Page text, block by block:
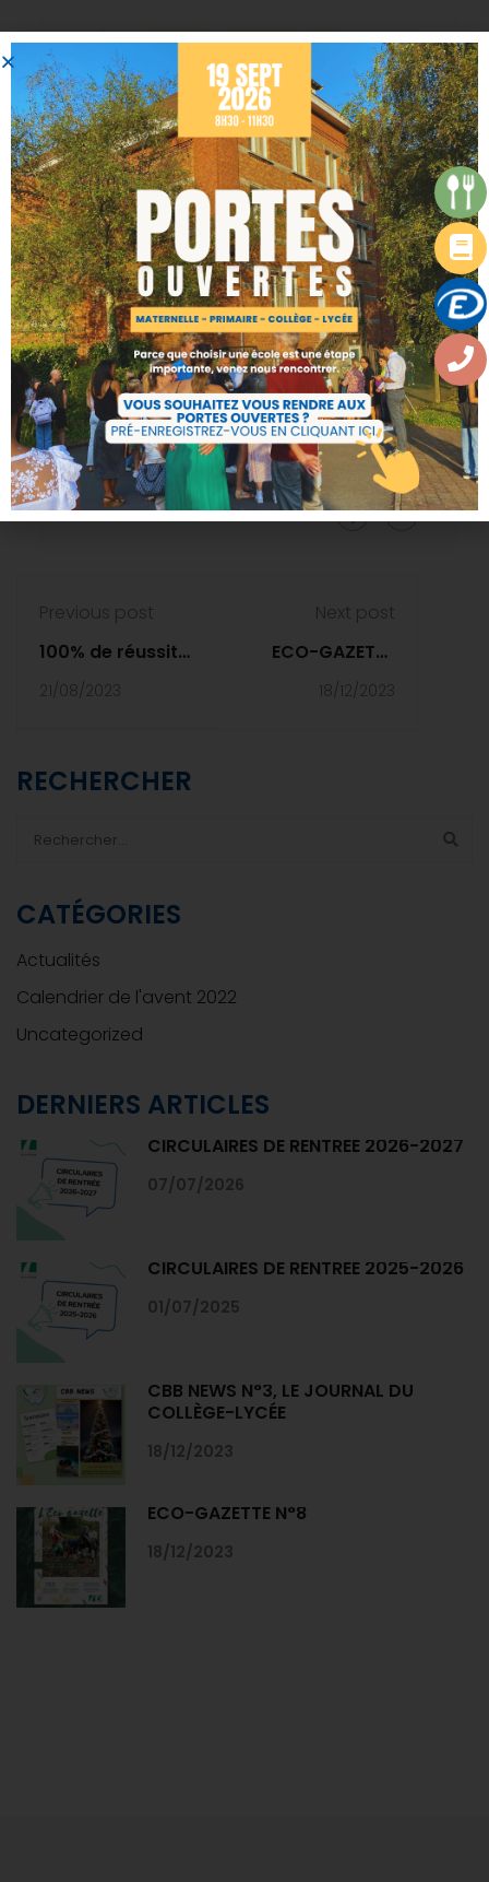
Share:
Previous post
100% de réussite
au Baccalauréat
21/08/2023
Next post
ECO-GAZETTE
18/12/2023
RECHERCHER
CATÉGORIES
Actualités
Calendrier de l'avent 2022
Uncategorized
DERNIERS ARTICLES
CIRCULAIRES DE RENTRÉE 2026-2027
07/07/2026
CIRCULAIRES DE RENTRÉE 2025-2026
01/07/2025
CBB NEWS N°3, LE JOURNAL DU
COLLÈGE-LYCÉE
18/12/2023
ECO-GAZETTE N°8
18/12/2023